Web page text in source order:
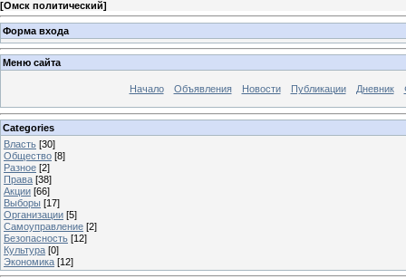
[Омск политический]
Форма входа
Меню сайта
Начало Объявления Новости Публикации Дневник
Categories
Власть [30]
Общество [8]
Разное [2]
Права [38]
Акции [66]
Выборы [17]
Организации [5]
Самоуправление [2]
Безопасность [12]
Культура [0]
Экономика [12]